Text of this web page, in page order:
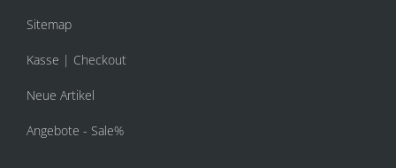
Sitemap
Kasse | Checkout
Neue Artikel
Angebote - Sale%